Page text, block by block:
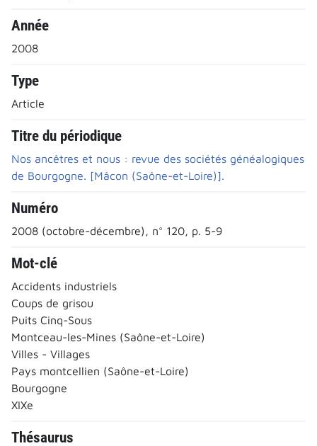
Année
2008
Type
Article
Titre du périodique
Nos ancêtres et nous : revue des sociétés généalogiques
de Bourgogne. [Mâcon (Saône-et-Loire)].
Numéro
2008 (octobre-décembre), n° 120, p. 5-9
Mot-clé
Accidents industriels
Coups de grisou
Puits Cinq-Sous
Montceau-les-Mines (Saône-et-Loire)
Villes - Villages
Pays montcellien (Saône-et-Loire)
Bourgogne
XIXe
Thésaurus